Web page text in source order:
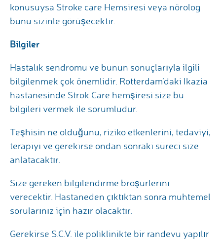
konusuysa Stroke care Hemsiresi veya nörolog
bunu sizinle görüşecektir.
Bilgiler
Hastalık sendromu ve bunun sonuçlarıyla ilgili
bilgilenmek çok önemlidir. Rotterdam’daki Ikazia
hastanesinde Strok Care hemşiresi size bu
bilgileri vermek ile sorumludur.
Teşhisin ne olduğunu, riziko etkenlerini, tedaviyi,
terapiyi ve gerekirse ondan sonraki süreci size
anlatacaktır.
Size gereken bilgilendirme broşürlerini
verecektir. Hastaneden çıktıktan sonra muhtemel
sorularınız için hazır olacaktır.
Gerekirse S.C.V. ile poliklinikte bir randevu yapılır